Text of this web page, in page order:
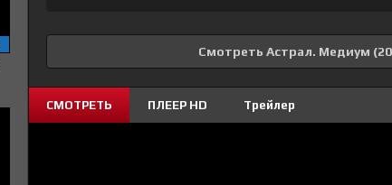
Смотреть Астрал. Медиум
СМОТРЕТЬ ПЛЕЕР HD Трейлер